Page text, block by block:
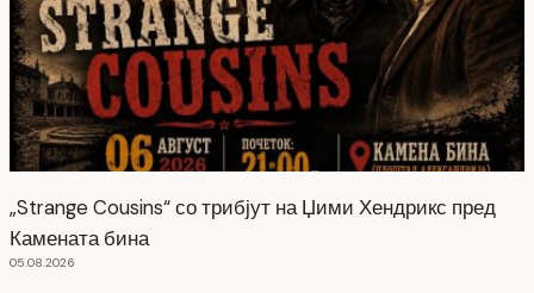
„Strange Cousins“ со трибјут на Џими Хендрикс пред
Камената бина
05.08.2026